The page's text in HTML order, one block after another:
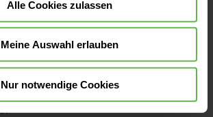
Alle Cookies zulassen
Meine Auswahl erlauben
Nur notwendige Cookies
Fragen, zum Beispiel bei der
eines Pflegedienstes oder eines